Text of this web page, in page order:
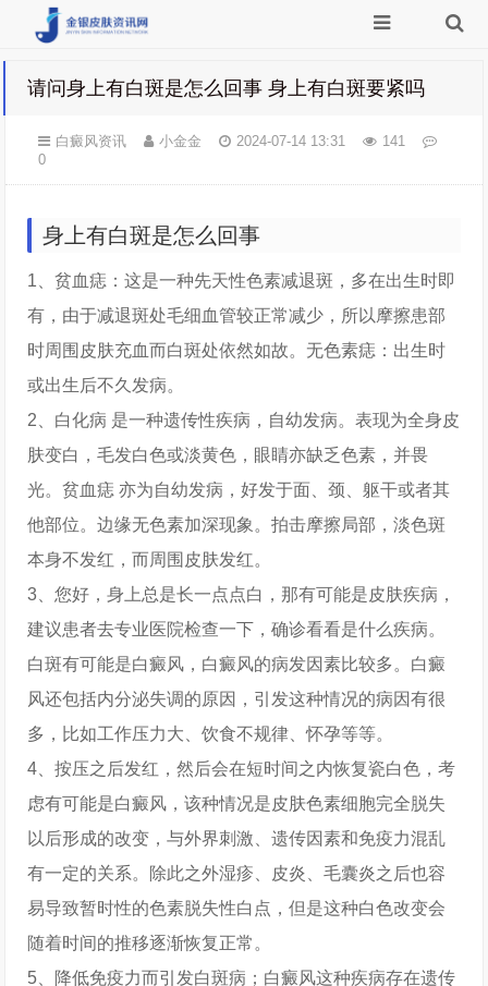
请问身上有白斑是怎么回事 身上有白斑要紧吗
白癜风资讯 小金金 2024-07-14 13:31
141
0
身上有白斑是怎么回事
1、贫血痣：这是一种先天性色素减退斑，多在出生时即
有，由于减退斑处毛细血管较正常减少，所以摩擦患部
时周围皮肤充血而白斑处依然如故。无色素痣：出生时
或出生后不久发病。
2、白化病 是一种遗传性疾病，自幼发病。表现为全身皮
肤变白，毛发白色或淡黄色，眼睛亦缺乏色素，并畏
光。贫血痣 亦为自幼发病，好发于面、颈、躯干或者其
他部位。边缘无色素加深现象。拍击摩擦局部，淡色斑
本身不发红，而周围皮肤发红。
3、您好，身上总是长一点点白，那有可能是皮肤疾病，
建议患者去专业医院检查一下，确诊看看是什么疾病。
白斑有可能是白癜风，白癜风的病发因素比较多。白癜
风还包括内分泌失调的原因，引发这种情况的病因有很
多，比如工作压力大、饮食不规律、怀孕等等。
4、按压之后发红，然后会在短时间之内恢复瓷白色，考
虑有可能是白癜风，该种情况是皮肤色素细胞完全脱失
以后形成的改变，与外界刺激、遗传因素和免疫力混乱
有一定的关系。除此之外湿疹、皮炎、毛囊炎之后也容
易导致暂时性的色素脱失性白点，但是这种白色改变会
随着时间的推移逐渐恢复正常。
5、降低免疫力而引发白斑病；白癜风这种疾病存在遗传